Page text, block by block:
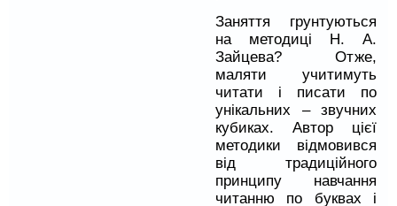
Заняття грунтуються
на методиці Н. А.
Зайцева? Отже,
маляти учитимуть
читати і писати по
унікальних – звучних
кубиках. Автор цієї
методики відмовився
від традиційного
принципу навчання
читанню по буквах і